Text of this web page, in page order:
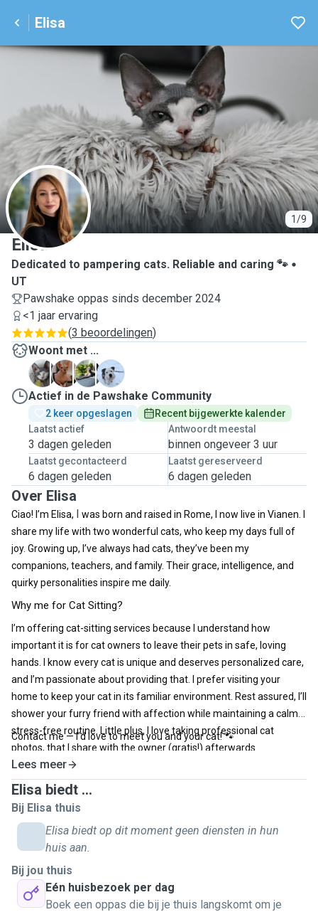
Elisa
1/9
E
Elisa
Dedicated to pampering cats. Reliable and caring 🐾
UT
Pawshake oppas sinds december 2024
<1 jaar ervaring
(3 beoordelingen)
Woont met ...
G
I L
U
Actief in de Pawshake Community
2 keer opgeslagen
Recent bijgewerkte kalender
Laatst actief
3 dagen geleden
Antwoordt meestal
binnen ongeveer 3 uur
Laatst gecontacteerd
6 dagen geleden
Laatst gereserveerd
6 dagen geleden
Over Elisa
Ciao! I’m Elisa, I was born and raised in Rome, I now live in Vianen. I
share my life with two wonderful cats, who keep my days full of
joy. Growing up, I’ve always had cats, they’ve been my
companions, teachers, and family. Their grace, intelligence, and
quirky personalities inspire me daily.
Why me for Cat Sitting?
I’m offering cat-sitting services because I understand how
important it is for cat owners to leave their pets in safe, loving
hands. I know every cat is unique and deserves personalized care,
and I’m passionate about providing that. I prefer visiting your
home to keep your cat in its familiar environment. Rest assured, I’ll
shower your furry friend with affection while maintaining a calm,
stress-free routine. Little plus, I love taking professional cat
photos, that I share with the owner (gratis!) afterwards.
Contact me — I’d love to meet you and your cat! 🐾
Lees meer
Elisa biedt ...
Bij Elisa thuis
Elisa biedt op dit moment geen diensten in hun
huis aan.
Bij jou thuis
Eén huisbezoek per dag
Boek een oppas die bij je thuis langskomt om je